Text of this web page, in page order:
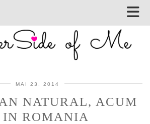
MAI 23, 2014
NATURAL, ACUM
IN ROMANIA